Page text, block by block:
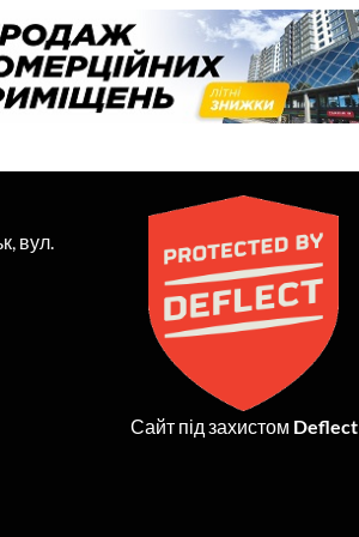
вул.
Сайт під захистом Deflect